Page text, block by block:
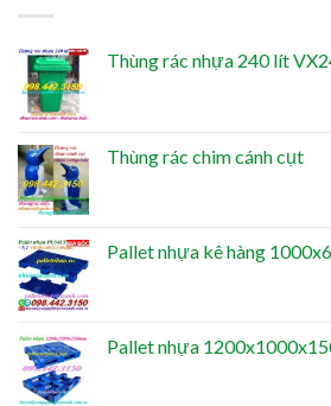
Thùng rác nhựa 240 lít
Thùng rác chim cánh cụt
Pallet nhựa kê hàng
Pallet nhựa